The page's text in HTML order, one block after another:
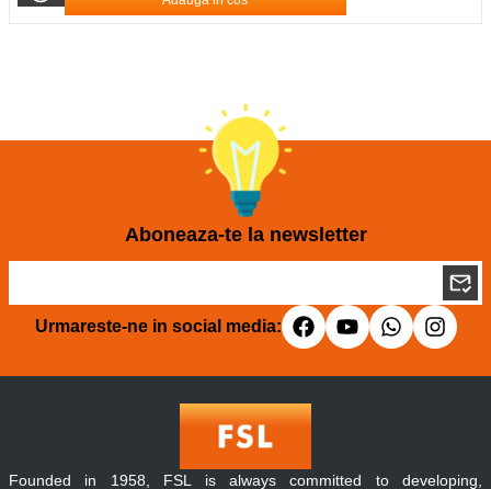
Aboneaza-te la newsletter
Urmareste-ne in social media:
Founded in 1958, FSL is always committed to developing,